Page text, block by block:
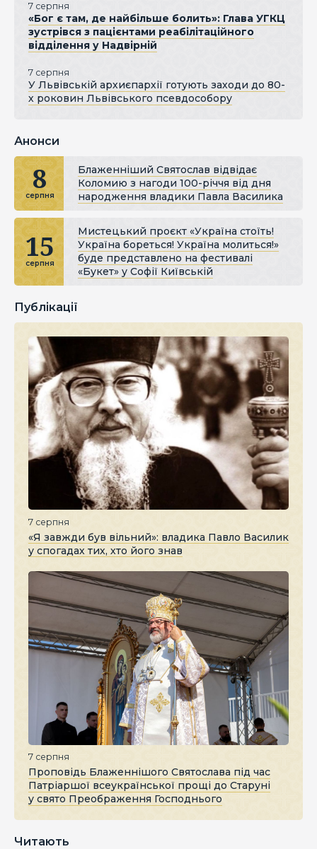
7 серпня
«Бог є там, де найбільше болить»: Глава УГКЦ
зустрівся з пацієнтами реабілітаційного
відділення у Надвірній
7 серпня
У Львівській архиєпархії готують заходи до 80-
х роковин Львівського псевдособору
Анонси
8
серпня
Блаженніший Святослав відвідає
Коломию з нагоди 100-річчя від дня
народження владики Павла Василика
15
серпня
Мистецький проєкт «Україна стоїть!
Україна бореться! Україна молиться!»
буде представлено на фестивалі
«Букет» у Софії Київській
Публікації
7 серпня
«Я завжди був вільний»: владика Павло Василик
у спогадах тих, хто його знав
7 серпня
Проповідь Блаженнішого Святослава під час
Патріаршої всеукраїнської прощі до Старуні
у свято Преображення Господнього
Читають